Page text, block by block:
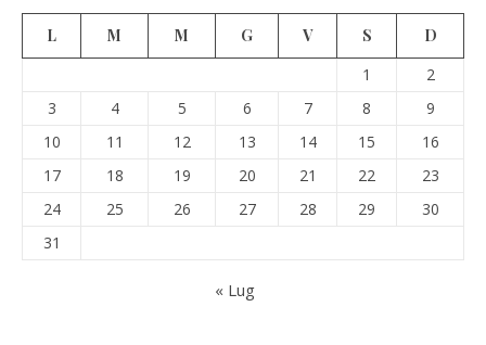
L M M G V S
D
1
2
3
4 5 6 7 8
9
10
11 12 13 14 15
16
17
18 19 20 21 22
23
24
25 26 27 28 29
30
31
« Lug